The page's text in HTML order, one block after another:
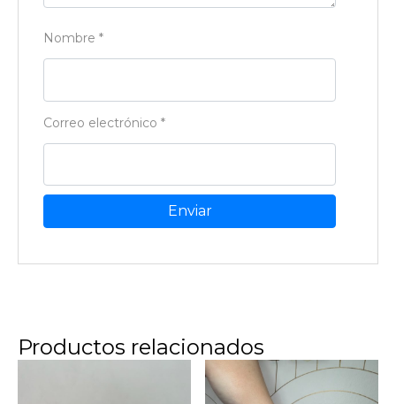
Nombre *
Correo electrónico *
Productos relacionados